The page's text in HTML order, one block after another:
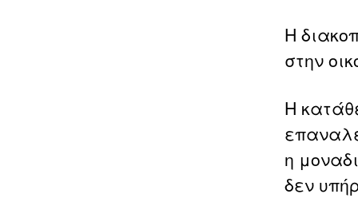
Η
στην
Η
η
δεν